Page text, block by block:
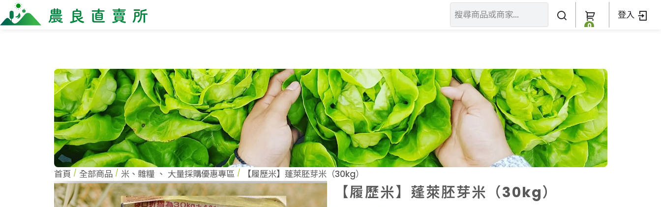
0
登入
當季優質水果專區
鳳梨專區
禮盒專區
新鮮蔬菜
米、雜糧
麵食、米粉
油、醬油
調味、醬料
加工食品
果乾、點心
農企業
小農
農會
美味食譜
加入我們
首頁 全部商品 米、雜糧、 大量採購優惠專區 【履歷米】蓬萊胚芽米（30kg）
【履歷米】蓬萊胚芽米（30kg）